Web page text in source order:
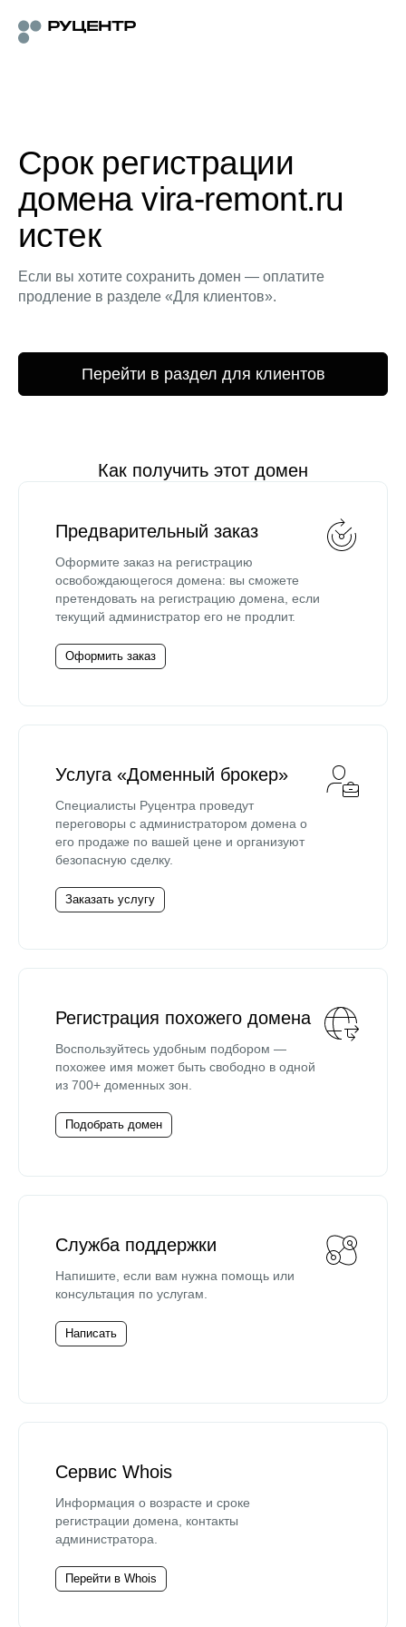
Срок регистрации
домена vira-remont.ru
истек
Если вы хотите сохранить домен — оплатите
продление в разделе «Для клиентов».
Перейти в раздел для клиентов
Как получить этот домен
Предварительный заказ
Оформите заказ на регистрацию
освобождающегося домена: вы сможете
претендовать на регистрацию домена, если
текущий администратор его не продлит.
Оформить заказ
Услуга «Доменный брокер»
Специалисты Руцентра проведут
переговоры с администратором домена о
его продаже по вашей цене и организуют
безопасную сделку.
Заказать услугу
Регистрация похожего домена
Воспользуйтесь удобным подбором —
похожее имя может быть свободно в одной
из 700+ доменных зон.
Подобрать домен
Служба поддержки
Напишите, если вам нужна помощь или
консультация по услугам.
Написать
Сервис Whois
Информация о возрасте и сроке
регистрации домена, контакты
администратора.
Перейти в Whois